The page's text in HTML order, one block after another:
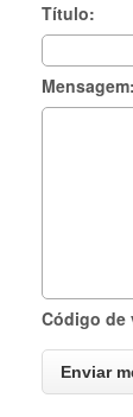
Título:
Mensagem:
Código de